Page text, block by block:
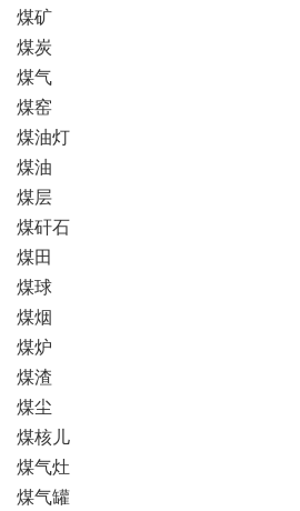
煤矿
煤炭
煤气
煤窑
煤油灯
煤油
煤层
煤矸石
煤田
煤球
煤烟
煤炉
煤渣
煤尘
煤核儿
煤气灶
煤气罐